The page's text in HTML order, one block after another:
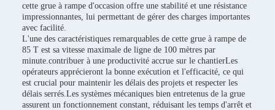
cette grue à rampe d'occasion offre une stabilité et une résistance
impressionnantes, lui permettant de gérer des charges importantes
avec facilité.
L'une des caractéristiques remarquables de cette grue à rampe de
85 T est sa vitesse maximale de ligne de 100 mètres par
minute.contribuer à une productivité accrue sur le chantierLes
opérateurs apprécieront la bonne exécution et l'efficacité, ce qui
est crucial pour maintenir les délais des projets et respecter les
délais serrés.Les systèmes mécaniques bien entretenus de la grue
assurent un fonctionnement constant, réduisant les temps d'arrêt et